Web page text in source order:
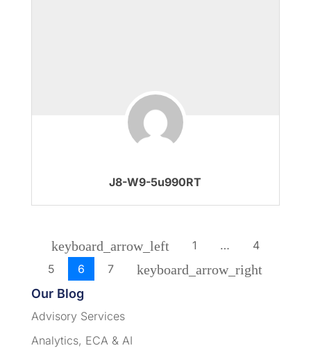
J8-W9-5u990RT
keyboard_arrow_left 1 …
4
5
6 7 keyboard_arrow_right
Our Blog
Advisory Services
Analytics, ECA & AI